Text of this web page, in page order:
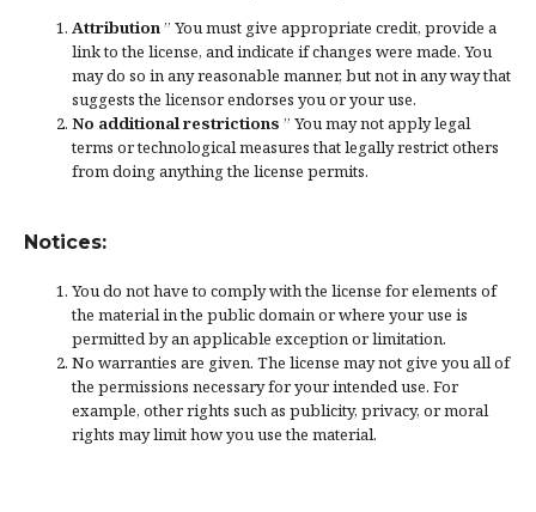
Attribution” You must give appropriate credit, provide a
link to the license, andindicate if changes were made. You
may do so in any reasonable manner, but not in any way that
suggests the licensor endorses you or your use.
No additional restrictions ” You may not apply legal
terms ortechnological measuresthat legally restrict others
from doing anything the license permits.
Notices:
You do not have to comply with the license for elements of
the material in the public domain or where your use is
permitted by an applicable exception or limitation.
No warranties are given. The license may not give you all of
the permissions necessary for your intended use. For
example, other rights such as publicity, privacy, or moral
rights may limit how you use the material.